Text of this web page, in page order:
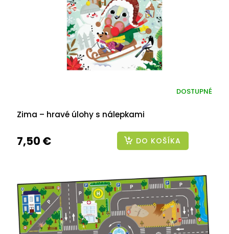
Zima – hravé úlohy s nálepkami
DOSTUPNÉ
7,50 € DO KOŠÍKA